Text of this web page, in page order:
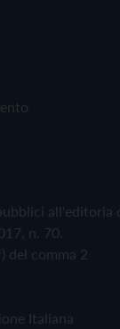
all'editoria
n. 70.
del comma 2
Italiana